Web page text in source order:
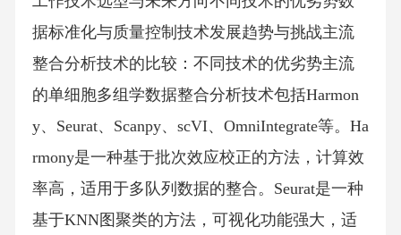
据标准化与质量控制技术发展趋势与挑战主流
整合分析技术的比较：不同技术的优劣势主流
的单细胞多组学数据整合分析技术包括Harmon
y、Seurat、Scanpy、scVI、OmniIntegrate等。Ha
rmony是一种基于批次效应校正的方法，计算效
率高，适用于多队列数据的整合。Seurat是一种
基于KNN图聚类的方法，可视化功能强大，适